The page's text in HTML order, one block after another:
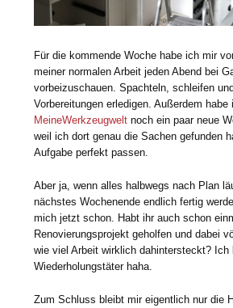
Für die kommende Woche habe ich mir
meiner normalen Arbeit jeden Abend bei
vorbeizuschauen. Spachteln, schleifen
Vorbereitungen erledigen. Außerdem habe
MeineWerkzeugwelt noch ein paar neue
weil ich dort genau die Sachen gefunden
Aufgabe perfekt passen.
Aber ja, wenn alles halbwegs nach Plan
nächstes Wochenende endlich fertig
mich jetzt schon. Habt ihr auch schon
Renovierungsprojekt geholfen und dabei
wie viel Arbeit wirklich dahintersteckt? Ich
Wiederholungstäter haha.
Zum Schluss bleibt mir eigentlich nur die